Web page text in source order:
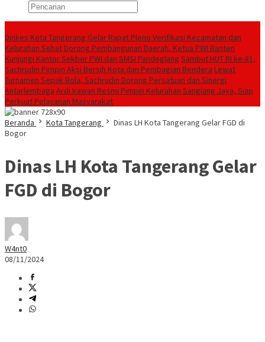
Dinkes Kota Tangerang Gelar Rapat Pleno Verifikasi Kecamatan dan
Kelurahan SehatDorong Pembangunan Daerah, Ketua PWI Banten
Kunjungi Kantor Sekber PWI dan SMSI Pandeglang Sambut HUT RI ke-81,
Sachrudin Pimpin Aksi Bersih Kota dan Pembagian Bendera Lewat
Turnamen Sepak Bola, Sachrudin Dorong Persatuan dan Sinergi
Antarlembaga Ardi Irawan Resmi Pimpin Kelurahan Sangiang Jaya, Siap
Perkuat Pelayanan Masyarakat
Beranda
Kota Tangerang
Dinas LH Kota Tangerang Gelar FGD di
Bogor
Dinas LH Kota Tangerang Gelar
FGD di Bogor
W4nt0
08/11/2024